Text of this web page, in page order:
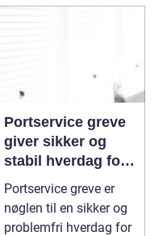
Portservice greve
giver sikker og
stabil hverdag for
porte
Portservice greve er
nøglen til en sikker og
problemfri hverdag for